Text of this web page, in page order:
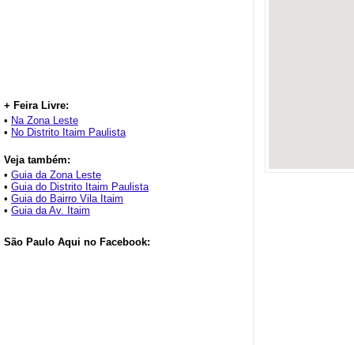
+ Feira Livre:
• Na Zona Leste
• No Distrito Itaim Paulista
Veja também:
• Guia da Zona Leste
• Guia do Distrito Itaim Paulista
• Guia do Bairro Vila Itaim
• Guia da Av. Itaim
São Paulo Aqui no Facebook: